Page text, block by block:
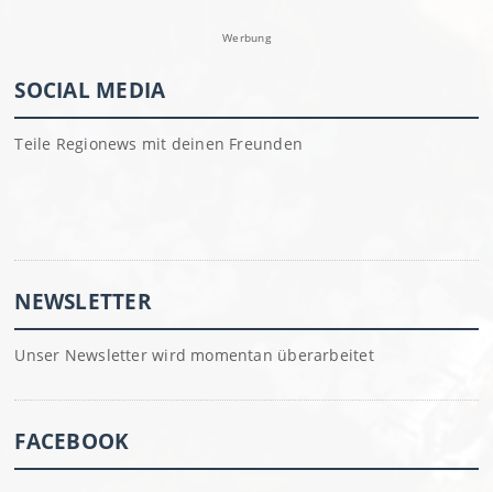
Werbung
SOCIAL MEDIA
Teile Regionews mit deinen Freunden
NEWSLETTER
Unser Newsletter wird momentan überarbeitet
FACEBOOK